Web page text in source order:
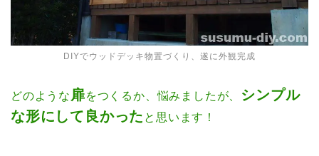
DIYでウッドデッキ物置づくり、遂に外観完成
どのような 扉をつくるか、悩みましたが、
シンプル
な形にして良かった と思います！